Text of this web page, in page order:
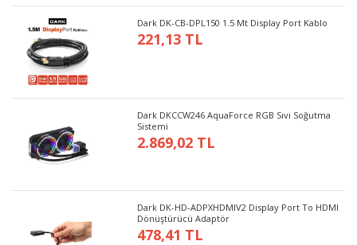
Dark DK-CB-DPL150 1.5 Mt Display Port Kablo
221,13 TL
Dark DKCCW246 AquaForce RGB Sıvı Soğutma
Sistemi
2.869,02 TL
Dark DK-HD-ADPXHDMIV2 Display Port To HDMI
Dönüştürücü Adaptör
478,41 TL